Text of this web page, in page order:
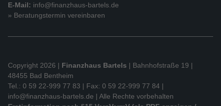
E-Mail: info@finanzhaus-bartels.de
» Beratungstermin vereinbaren
Copyright 2026 | Finanzhaus Bartels | Bahnhofstraße 19 |
48455 Bad Bentheim
Tel.: 0 59 22-999 77 83 | Fax: 0 59 22-999 77 84 |
info@finanzhaus-bartels.de | Alle Rechte vorbehalten